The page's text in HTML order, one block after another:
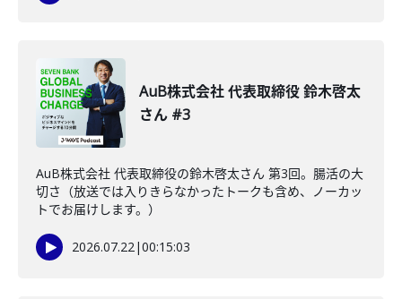
AuB株式会社 代表取締役 鈴木啓太
さん #3
AuB株式会社 代表取締役の鈴木啓太さん 第3回。腸活の大
切さ（放送では入りきらなかったトークも含め、ノーカッ
トでお届けします。）
2026.07.22|00:15:03